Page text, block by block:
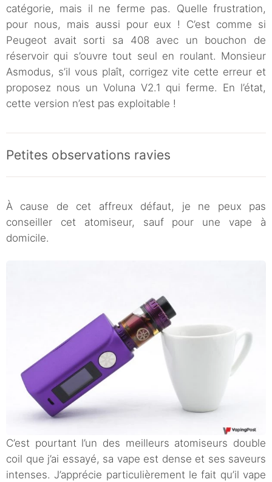
catégorie, mais il ne ferme pas. Quelle frustration,
pour nous, mais aussi pour eux ! C’est comme si
Peugeot avait sorti sa 408 avec un bouchon de
réservoir qui s’ouvre tout seul en roulant. Monsieur
Asmodus, s’il vous plaît, corrigez vite cette erreur et
proposez nous un Voluna V2.1 qui ferme. En l’état,
cette version n’est pas exploitable !
Petites observations ravies
À cause de cet affreux défaut, je ne peux pas
conseiller cet atomiseur, sauf pour une vape à
domicile.
C’est pourtant l’un des meilleurs atomiseurs double
coil que j’ai essayé, sa vape est dense et ses saveurs
intenses. J’apprécie particulièrement le fait qu’il vape